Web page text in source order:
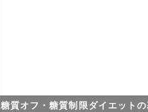
糖質オフ・糖質制限ダイエット